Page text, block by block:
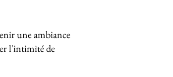
une ambiance
l'intimité de